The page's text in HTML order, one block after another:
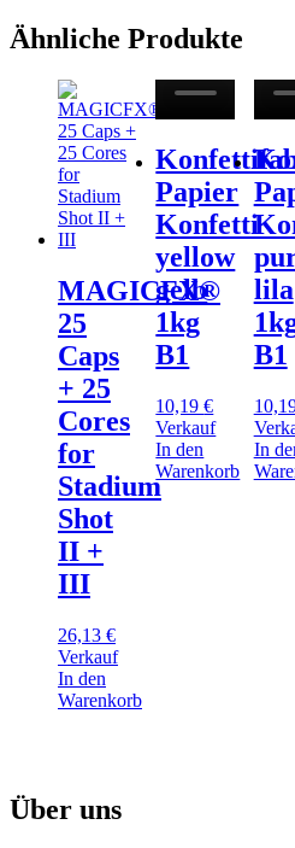
Ähnliche Produkte
MAGICFX®
25
Caps
+ 25
Cores
for
Stadium
Shot
II +
III
26,13 €
Verkauf
In den
Warenkorb
Papier
Konfetti
yellow
gelb
1kg
B1
10,19€
Verkauf
In den
Warenkorb
lila
B1
In
Über uns